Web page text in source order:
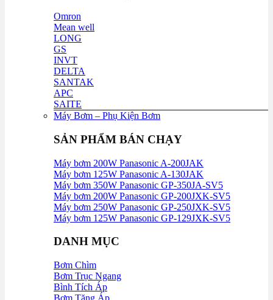
Omron
Mean well
LONG
GS
INVT
DELTA
SANTAK
APC
SAITE
Máy Bơm – Phụ Kiện Bơm
SẢN PHẨM BÁN CHẠY
Máy bơm 200W Panasonic A-200JAK
Máy bơm 125W Panasonic A-130JAK
Máy bơm 350W Panasonic GP-350JA-SV5
Máy bơm 200W Panasonic GP-200JXK-SV5
Máy bơm 250W Panasonic GP-250JXK-SV5
Máy bơm 125W Panasonic GP-129JXK-SV5
DANH MỤC
Bơm Chìm
Bơm Trục Ngang
Bình Tích Áp
Bơm Tăng Áp